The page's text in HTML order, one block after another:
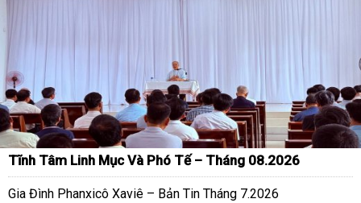
Tĩnh Tâm Linh Mục Và Phó Tế – Tháng 08.2026
Gia Đình Phanxicô Xaviê – Bản Tin Tháng 7.2026